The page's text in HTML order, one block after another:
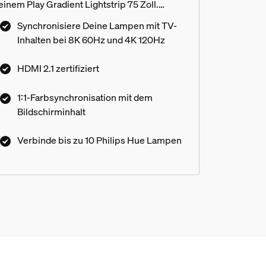
Play Gradient Lightstrip 75 Zoll.
Erlebe Deine Spiele, Filme und Musik auf
eine ganz neue Art und Weise!
Synchronisiere Deine Lampen mit TV-
Inhalten bei 8K 60Hz und 4K 120Hz
HDMI 2.1 zertifiziert
1:1-Farbsynchronisation mit dem
Bildschirminhalt
Verbinde bis zu 10 Philips Hue Lampen